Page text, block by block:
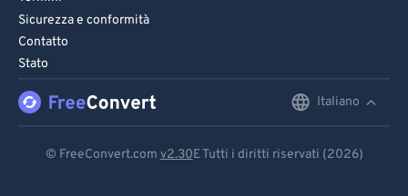
Sicurezza e conformità
Contatto
Stato
Italiano
© FreeConvert.com v2.30E Tutti i diritti riservati (2026)